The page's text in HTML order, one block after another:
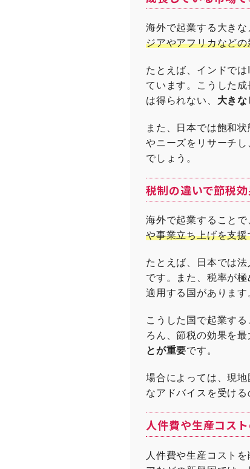
海外で起業する大き
ジアやアフリカなど
たとえば、インドで
ています。こうした
は得られない、 大き
また、日本では飽和
やニーズをリサーチ
でしょう。
税制の違いで節税
海外で起業すること
や事業立ち上げを支
たとえば、日本では
です。また、税率が
適用する国があります
こうした国で起業す
ろん、節税の効果を最
とが重要です。
場合によっては、現
なアドバイスを受ける
人件費や生産コス
人件費や生産コスト